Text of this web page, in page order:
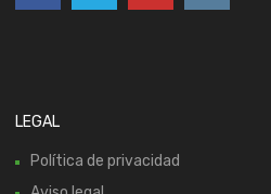
LEGAL
Política de privacidad